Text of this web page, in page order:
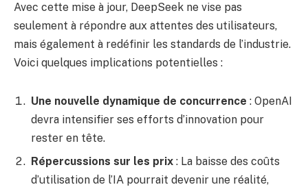
Avec cette mise à jour, DeepSeek ne vise pas
seulement à répondre aux attentes des utilisateurs,
mais également à redéfinir les standards de l’industrie.
Voici quelques implications potentielles :
Une nouvelle dynamique de concurrence : OpenAI
devra intensifier ses efforts d’innovation pour
rester en tête.
Répercussions sur les prix : La baisse des coûts
d’utilisation de l’IA pourrait devenir une réalité,